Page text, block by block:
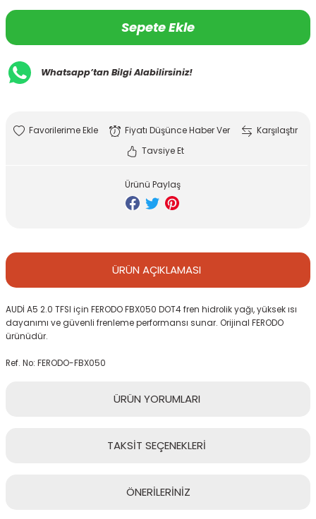
Sepete Ekle
Whatsapp’tan Bilgi Alabilirsiniz!
Fiyatı Düşünce Haber Ver
Karşılaştır
Tavsiye Et
Ürünü Paylaş
ÜRÜN AÇIKLAMASI
AUDİ A5 2.0 TFSI için FERODO FBX050 DOT4 fren hidrolik yağı, yüksek ısı
dayanımı ve güvenli frenleme performansı sunar. Orijinal FERODO
ürünüdür.
Ref. No: FERODO-FBX050
ÜRÜN YORUMLARI
TAKSİT SEÇENEKLERİ
ÖNERİLERİNİZ